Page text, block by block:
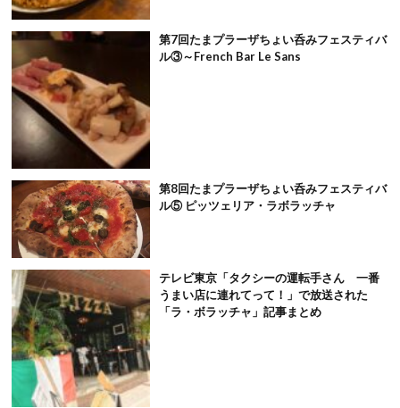
第7回たまプラーザちょい呑みフェスティバ
ル③～French Bar Le Sans
第8回たまプラーザちょい呑みフェスティバ
ル⑤ ピッツェリア・ラボラッチャ
テレビ東京「タクシーの運転手さん 一番
うまい店に連れてって！」で放送された
「ラ・ボラッチャ」記事まとめ